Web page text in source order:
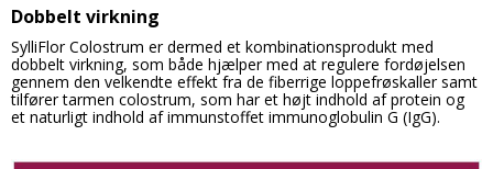
Dobbelt virkning
SylliFlor Colostrum er dermed et kombinationsprodukt med
dobbelt virkning, som både hjælper med at regulere fordøjelsen
gennem den velkendte effekt fra de fiberrige loppefrøskaller samt
tilfører tarmen colostrum, som har et højt indhold af protein og
et naturligt indhold af immunstoffet immunoglobulin G (IgG).